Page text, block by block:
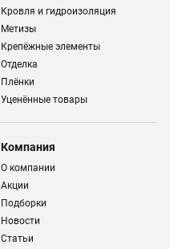
Кровля и гидроизоляция
Метизы
Крепёжные элементы
Отделка
Плёнки
Уценённые товары
Компания
О компании
Акции
Подборки
Новости
Статьи